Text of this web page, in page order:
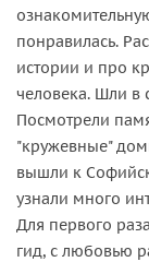
понравилась.
истории и про
человека. Шли в
Посмотрели
"кружевные"
вышли к
узнали много
Для первого
гид, с любовью